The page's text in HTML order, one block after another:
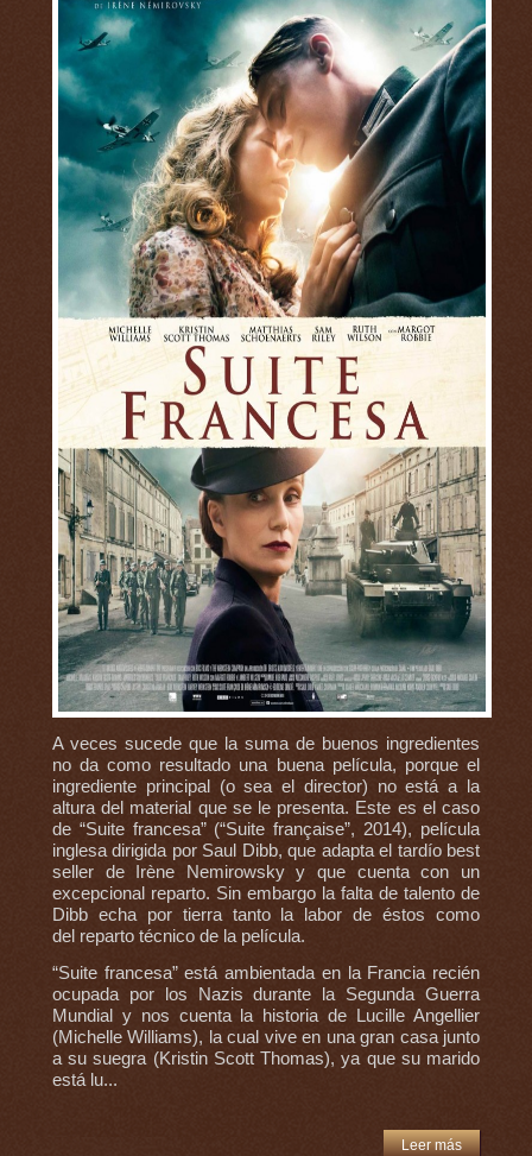
A veces sucede que la suma de buenos ingredientes
no da como resultado una buena película, porque el
ingrediente principal (o sea el director) no está a la
altura del material que se le presenta. Este es el caso
de “Suite francesa” (“Suite française”, 2014), película
inglesa dirigida por Saul Dibb, que adapta el tardío best
seller de Irène Nemirowsky y que cuenta con un
excepcional reparto. Sin embargo la falta de talento de
Dibb echa por tierra tanto la labor de éstos como
del reparto técnico de la película.
“Suite francesa” está ambientada en la Francia recién
ocupada por los Nazis durante la Segunda Guerra
Mundial y nos cuenta la historia de Lucille Angellier
(Michelle Williams), la cual vive en una gran casa junto
a su suegra (Kristin Scott Thomas), ya que su marido
está lu...
Leer más